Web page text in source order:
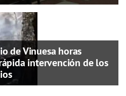
de Vinuesa horas
intervención de los